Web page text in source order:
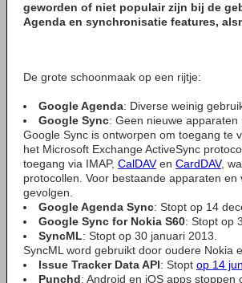
geworden of niet populair zijn bij de
Agenda en synchronisatie features,
De grote schoonmaak op een rijtje:
Google Agenda: Diverse weinig
Google Sync: Geen nieuwe apparaten
Google Sync is ontworpen om toegang te
het Microsoft Exchange ActiveSync
toegang via IMAP, CalDAVen CardDAV,
protocollen. Voor bestaande apparaten
gevolgen.
Google Agenda Sync: Stopt op 14
Google Sync for Nokia S60: Stopt op
SyncML: Stopt op 30 januari 2013.
SyncML word gebruikt door oudere Nokia
Issue Tracker Data API: Stopt op 14
Punchd: Android en iOS apps stoppen